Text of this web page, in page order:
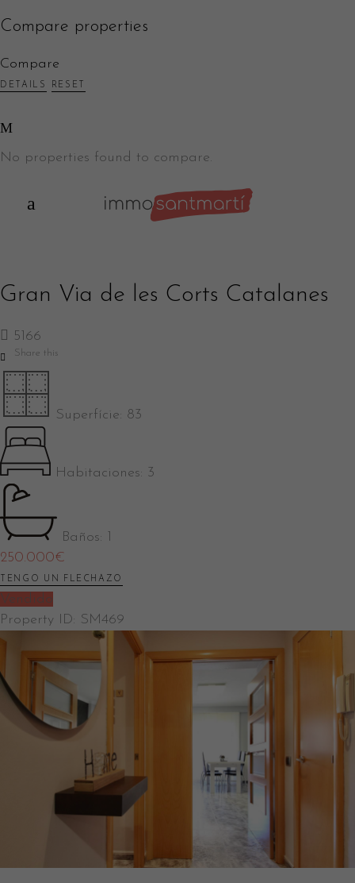
Compare properties
Compare
DETAILS RESET
No properties found to compare.
Gran Via de les Corts Catalanes
5166
Share this
Superfície: 83
Habitaciones: 3
Baños: 1
250.000€
TENGO UN FLECHAZO
Vendido
Property ID: SM469